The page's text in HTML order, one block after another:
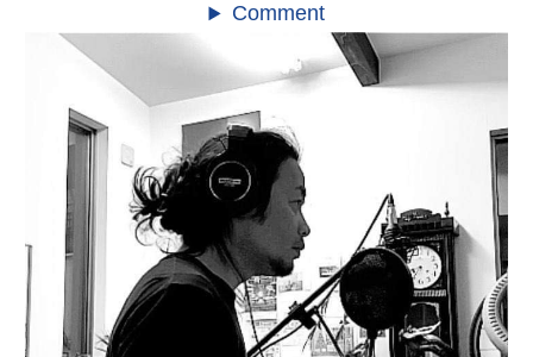
Comment